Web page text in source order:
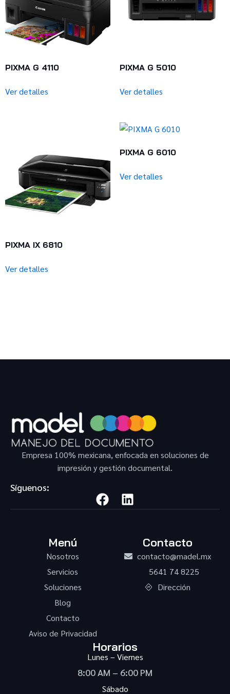
PIXMA G 4110
Ver detalles
PIXMA G 5010
Ver detalles
PIXMA IX 6810
Ver detalles
PIXMA G 6010
Ver detalles
Empresa 100% mexicana, enfocada en soluciones de
impresión y gestión documental.
Síguenos:
Menú
Nosotros
Servicios
Soluciones
Blog
Contacto
Aviso de Privacidad
Contacto
contacto@madel.mx
5641 74 8225
Dirección
Horarios
Lunes – Viernes
8:00 AM – 6:00 PM
Sábado